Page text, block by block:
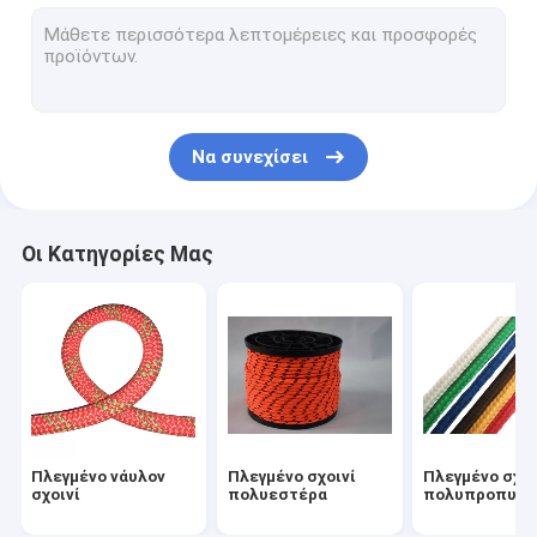
Υπαίθριο νάυλον σχοινί
Σχοινί ασφάλειας σανίδων σωτηρίας
Να συνεχίσει
Οι Κατηγορίες Μας
Πλεγμένο νάυλον
σχοινί
Πλεγμένο σχοινί
πολυεστέρα
Πλεγμένο